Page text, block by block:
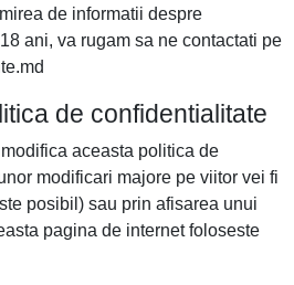
de informatii despre
ani, va rugam sa ne contactati pe
de confidentialitate
aceasta politica de
modificari majore pe viitor vei fi
posibil) sau prin afisarea unui
pagina de internet foloseste